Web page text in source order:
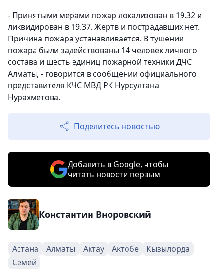
- Принятыми мерами пожар локализован в 19.32 и
ликвидирован в 19.37. Жертв и пострадавших нет.
Причина пожара устанавливается. В тушении
пожара были задействованы 14 человек личного
состава и шесть единиц пожарной техники ДЧС
Алматы, - говорится в сообщении официального
представителя КЧС МВД РК Нурсултана
Нурахметова.
Поделитесь новостью
Добавить в Google, чтобы
читать новости первым
Константин Вноровский
Астана Алматы Актау Актобе
Кызылорда
Семей